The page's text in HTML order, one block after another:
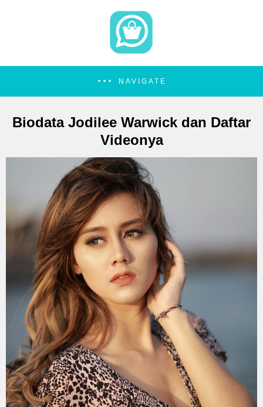
NAVIGATE
Biodata Jodilee Warwick dan Daftar
Videonya